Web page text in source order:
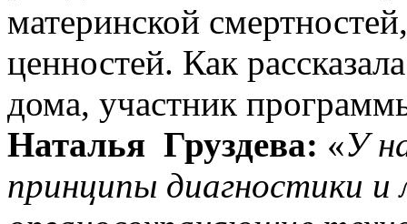
материнской
ценностей. Как
дома, участник
Наталья Груздева: «У
принципы диагностики и